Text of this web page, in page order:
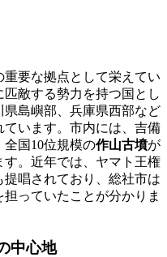
要な拠点として栄えてい
敵する勢力を持つ国とし
島嶼部、兵庫県西部など
います。市内には、吉備
全国10位規模の作山古墳が
。近年では、ヤマト王権
唱されており、総社市は
っていたことが分かりま
中心地